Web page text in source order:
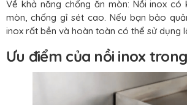
Về khả năng chống ăn mòn: Nồi inox có
mòn, chống gỉ sét cao. Nếu bạn bảo
inox rất bền và hoàn toàn có thể sử dụng
Ưu điểm của nồi inox